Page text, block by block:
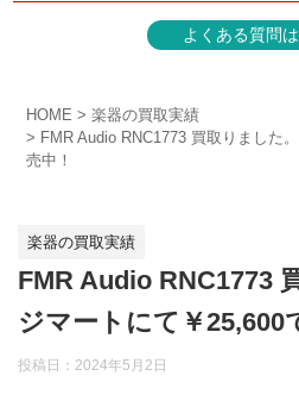
よくある質問
HOME
楽器の買取実績
FMR Audio RNC1773 買取りました
売中！
楽器の買取実績
FMR Audio RNC1773
ジマートにて￥25,600
投稿日：2024年5月2日